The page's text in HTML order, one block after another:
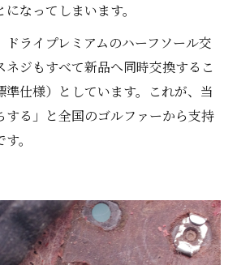
なってしまいます。
ドライプレミアムのハーフソール交
ジもすべて新品へ同時交換するこ
準仕様）としています。これが、当
する」と全国のゴルファーから支持
。